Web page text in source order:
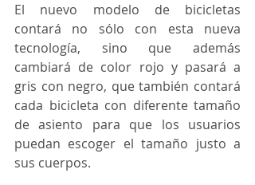
El nuevo modelo de bicicletas
contará no sólo con esta nueva
tecnología, sino que además
cambiará de color rojo y pasará a
gris con negro, que también contará
cada bicicleta con diferente tamaño
de asiento para que los usuarios
puedan escoger el tamaño justo a
sus cuerpos.